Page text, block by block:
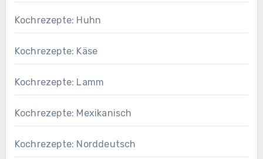
Kochrezepte: Huhn
Kochrezepte: Käse
Kochrezepte: Lamm
Kochrezepte: Mexikanisch
Kochrezepte: Norddeutsch